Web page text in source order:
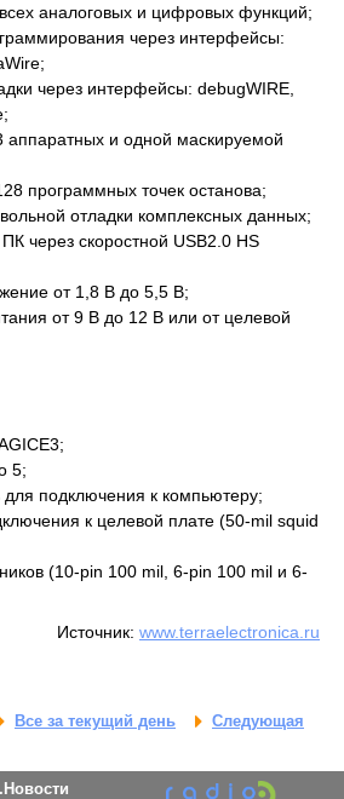
аналоговых и цифровых функций;
через интерфейсы:
через интерфейсы: debugWIRE,
и одной маскируемой
программных точек останова;
отладки комплексных данных;
через скоростной USB2.0 HS
от 1,8 В до 5,5 В;
от 9 В до 12 В или от целевой
5;
подключения к компьютеру;
к целевой плате (50-mil squid
(10-pin 100 mil, 6-pin 100 mil и 6-
Источник: www.terraelectronica.ru
Все за текущий день Следующая
Новости